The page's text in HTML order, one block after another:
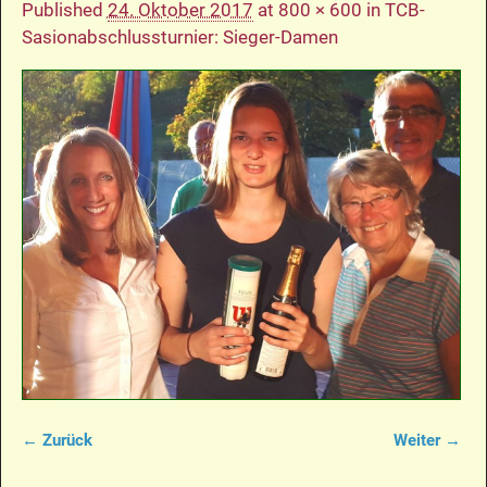
Published 24. Oktober 2017 at 800 × 600 in TCB-
Sasionabschlussturnier: Sieger-Damen
← Zurück Weiter →